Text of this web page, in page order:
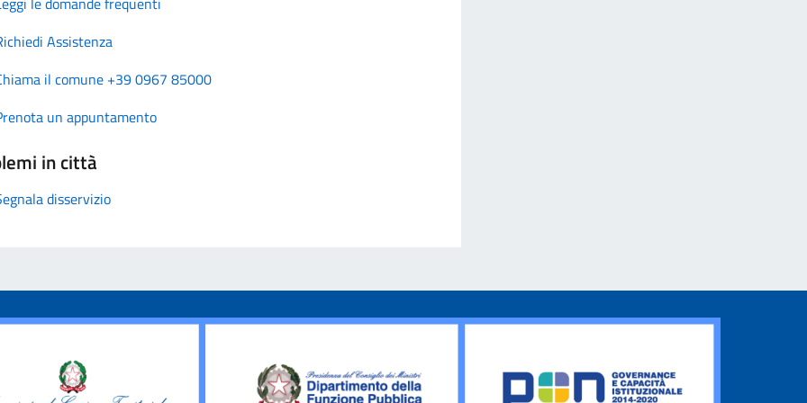
Assistenza
il comune +39 0967 85000
un appuntamento
in città
disservizio